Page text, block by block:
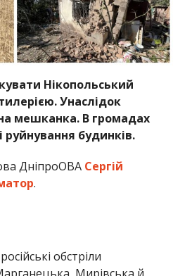
обстріли
Мирівська й
отримала 63-річна. Вона
амбулаторно.
Пошкоджено
об’єкти інфраструктури,